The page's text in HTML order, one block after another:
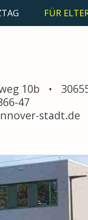
FÜR
10b •
47
stadt.de